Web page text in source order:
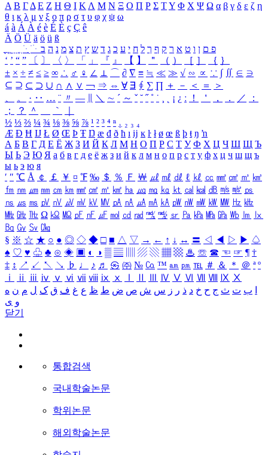
Α Β ΓΔ Ε Ζ Η Θ Ι ΚΛ Μ Ν Ξ Ο Π Ρ Σ ΤΥ Φ Χ Ψ Ω α β γ δ ε ζ η
θ ι κ λ μ ν ξ ο π ρ σ τ υ φ χ ψ ω
á à Á À é è É È ç Ç ê
Ä Ö Ü ä ö ü ß
ִֶֹ ֻּ ׁׂ פ ם ן ו ט א ר ק ף ך ל ח י ע כ ג ד ש ץ ת צ מ נ ה ב
‘ ’ “ ” 〔 〕 〈 〉 「 」 『 』 【 】 ＂ （ ） ［ ］ ｛ ｝
± × ÷ ≠ ≤ ≥ ∞ ∴ ♂ ♀ ∠ ⊥ ⌒ ∂ ∇ ≡ ≒ ≪ ≫ √ ∽ ∝ ∵ ∫ ∬ ∈ ∋
⊆ ⊇ ⊂ ⊃ ∪ ∩ ∧ ∨ ￢ ⇒ ⇔ ∀ ∃ ∮ ∑ ∏ ＋ － ＜ ＝
＞
、
。 · ‥ … ¨ 〃 ― ＼ ∼ ´ ～ ˇ ˘ ˝ ˚ ˙ ¸ ¡ ¿ ː ！ ＇ ， ． ／
：
；
？ ＾ ｀
½ ⅓ ⅔ ¼ ¾ ⅛ ⅜ ⅝ ⅞ ¹ ² ³ ⁴ ⁿ ₁ ₂ ₃ ₄
Æ Ð Ħ Ĳ Ł Ø Œ Þ Ŧ Ŋ æ đ ð ħ ı ĳ ĸ ŀ ł ø œ ß þ ŧ ŋ ŉ
А Б В Г Д Е Ё Ж З И Й К Л М Н О П Р С Т У Ф Х Ц Ч Ш Щ Ъ
Ы Ь Э Ю Я а б в г д е ё ж з и й к л м н о п р с т у ф х ц ч ш щ ъ
ы ь э ю я
′ ″ ℃ Å ￠ ￡ ￥ ¤ ℉ ‰ ＄ ％ Ｆ ￦ ㎕ ㎖ ㎗ ℓ ㎘ ㏄ ㎣ ㎤ ㎥ ㎦
㎙ ㎚ ㎛ ㎜ ㎝ ㎞ ㎟ ㎠ ㎡ ㎢ ㏊ ㎍ ㎎ ㎏ ㏏ ㎈ ㎉ ㏈ ㎧ ㎨ ㎰
㎱ ㎲ ㎳ ㎴ ㎵ ㎶ ㎷ ㎸ ㎹ ㎀ ㎁ ㎂ ㎃ ㎄ ㎺ ㎻ ㎽ ㎾ ㎿ ㎐ ㎑
㎒ ㎓ ㎔ Ω ㏀ ㏁ ㎊ ㎋ ㎌ ㏖ ㏅ ㎭ ㎮ ㎯ ㏛ ㎩ ㎪ ㎫ ㎬ ㏝ ㏐
㏓
㏃ ㏉ ㏜ ㏆
§ ※ ☆ ★ ○ ● ◎ ◇ ◆ □ ■ △ ▽ → ← ↑ ↓ ↔ 〓 ◁ ◀ ▷ ▶ ♤
♠ ♡ ♥ ♧ ♣ ⊙ ◈ ▣ ◐ ◑ ▒ ▤ ▨ ▧ ▦ ▩ ♨ ☏ ☎ ☜ ☞ ¶ †
‡ ↕ ↗ ↙ ↖ ↘ ♭ ♩ ♪ ♬ ㉿ ㈜ № ㏇ ™ ㏂ ㏘ ℡ ＃ ＆ ＊ ＠ ª º
ⅰ
ⅱ ⅲ ⅳ ⅴ ⅵ ⅶ ⅷ ⅸ ⅹ Ⅳ Ⅴ Ⅵ Ⅶ Ⅷ Ⅸ Ⅹ
ب ت ث ج ح خ د ذ ر ز س ش ص ض ط ظ ع غ ف ق ک ل م ن ه
و ی
닫기
통합검색
국내학술논문
학위논문
해외학술논문